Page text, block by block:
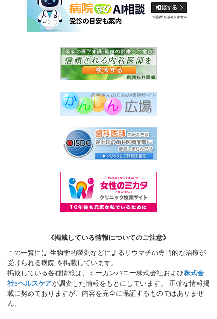
《掲載している情報についてのご注意》
この一覧には 生物学的製剤などによるリウマチの専門的な治療が
受けられる病院 を掲載しています。
掲載している各種情報は、ミーカンパニー株式会社および株式会
社eヘルスケアが調査した情報をもとにしています。 正確な情報掲
載に努めておりますが、内容を完全に保証するものではありませ
ん。